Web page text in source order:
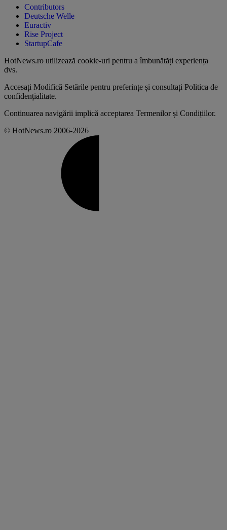
Contributors
Deutsche Welle
Euractiv
Rise Project
StartupCafe
HotNews.ro utilizează cookie-uri pentru a îmbunătăți experiența
dvs.
Accesați Modifică Setările pentru preferințe și consultați Politica de
confidențialitate.
Continuarea navigării implică acceptarea Termenilor și Condițiilor.
© HotNews.ro 2006-2026